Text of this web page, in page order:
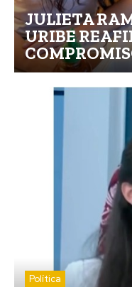
JULIETA
URIBE
Política